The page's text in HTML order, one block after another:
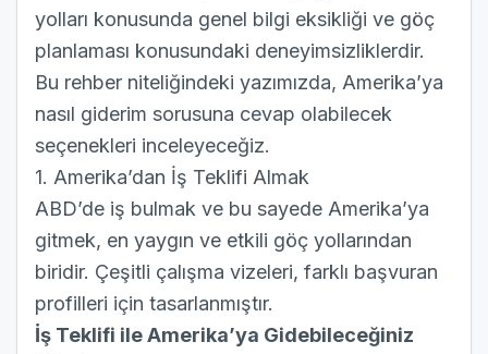
yolları konusunda genel bilgi eksikliği ve göç
planlaması konusundaki deneyimsizliklerdir.
Bu rehber niteliğindeki yazımızda, Amerika’ya
nasıl giderim sorusuna cevap olabilecek
seçenekleri inceleyeceğiz.
1. Amerika’dan İş Teklifi Almak
ABD’de iş bulmak ve bu sayede Amerika’ya
gitmek, en yaygın ve etkili göç yollarından
biridir. Çeşitli çalışma vizeleri, farklı başvuran
profilleri için tasarlanmıştır.
İş Teklifi ile Amerika’ya Gidebileceğiniz